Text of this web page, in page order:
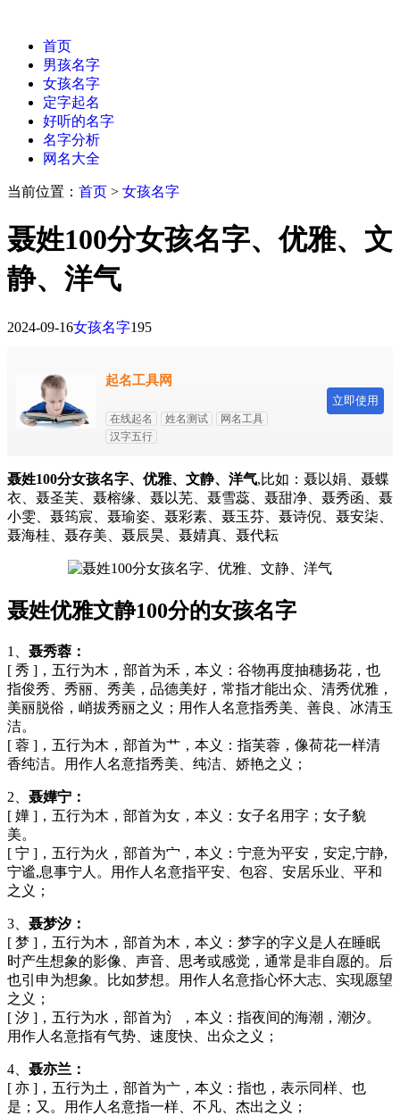
首页
男孩名字
女孩名字
定字起名
好听的名字
名字分析
网名大全
当前位置： 首页 > 女孩名字
聂姓100分女孩名字、优雅、文
静、洋气
2024-09-16女孩名字195
起名工具网
在线起名 姓名测试
网名工具
汉字五行
立即使用
聂姓100分女孩名字、优雅、文静、洋气,比如：聂以娟、聂蝶
衣、聂圣芙、聂榕缘、聂以芜、聂雪蕊、聂甜净、聂秀函、聂
小雯、聂筠宸、聂瑜姿、聂彩素、聂玉芬、聂诗倪、聂安柒、
聂海桂、聂存美、聂辰昊、聂婧真、聂代耘
聂姓优雅文静100分的女孩名字
1、 聂秀蓉：
[ 秀 ]，五行为木，部首为禾，本义：谷物再度抽穗扬花，也
指俊秀、秀丽、秀美，品德美好，常指才能出众、清秀优雅，
美丽脱俗，峭拔秀丽之义；用作人名意指秀美、善良、冰清玉
洁。
[ 蓉 ]，五行为木，部首为艹，本义：指芙蓉，像荷花一样清
香纯洁。用作人名意指秀美、纯洁、娇艳之义；
2、 聂嬅宁：
[ 嬅 ]，五行为木，部首为女，本义：女子名用字；女子貌
美。
[ 宁 ]，五行为火，部首为宀，本义：宁意为平安，安定,宁静,
宁谧,息事宁人。用作人名意指平安、包容、安居乐业、平和
之义；
3、 聂梦汐：
[ 梦 ]，五行为木，部首为木，本义：梦字的字义是人在睡眠
时产生想象的影像、声音、思考或感觉，通常是非自愿的。后
也引申为想象。比如梦想。用作人名意指心怀大志、实现愿望
之义；
[ 汐 ]，五行为水，部首为氵，本义：指夜间的海潮，潮汐。
用作人名意指有气势、速度快、出众之义；
4、 聂亦兰：
[ 亦 ]，五行为土，部首为亠，本义：指也，表示同样、也
是；又。用作人名意指一样、不凡、杰出之义；